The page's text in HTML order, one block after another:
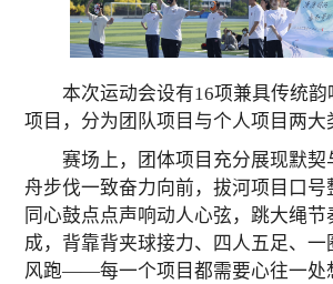
本次运动会设有16项兼具传统
项目，分为团队项目与个人项目两大
赛场上，团体项目充分展现默契
舟步伐一致奋力向前，拔河项目口号
同心鼓点点声响动人心弦，跳大绳
成，背靠背夹球接力、四人五足、一
风跑——每一个项目都需要心往一处